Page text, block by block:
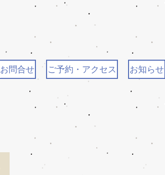
お問合せ ご予約・アクセス お知らせ